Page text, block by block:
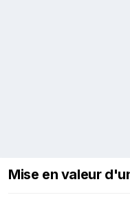
Mise en valeur